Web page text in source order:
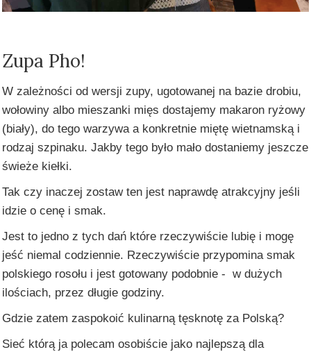
Zupa Pho!
W zależności od wersji zupy, ugotowanej na bazie drobiu,
wołowiny albo mieszanki mięs dostajemy makaron ryżowy
(biały), do tego warzywa a konkretnie miętę wietnamską i
rodzaj szpinaku. Jakby tego było mało dostaniemy jeszcze
świeże kiełki.
Tak czy inaczej zostaw ten jest naprawdę atrakcyjny jeśli
idzie o cenę i smak.
Jest to jedno z tych dań które rzeczywiście lubię i mogę
jeść niemal codziennie. Rzeczywiście przypomina smak
polskiego rosołu i jest gotowany podobnie - w dużych
ilościach, przez długie godziny.
Gdzie zatem zaspokoić kulinarną tęsknotę za Polską?
Sieć którą ja polecam osobiście jako najlepszą dla